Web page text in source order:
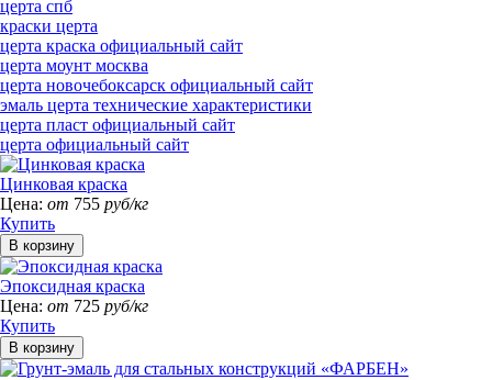
церта спб
краски церта
церта краска официальный сайт
церта моунт москва
церта новочебоксарск официальный сайт
эмаль церта технические характеристики
церта пласт официальный сайт
церта официальный сайт
Цинковая краска
Цена: от 755 руб/кг
Купить
Эпоксидная краска
Цена: от 725 руб/кг
Купить